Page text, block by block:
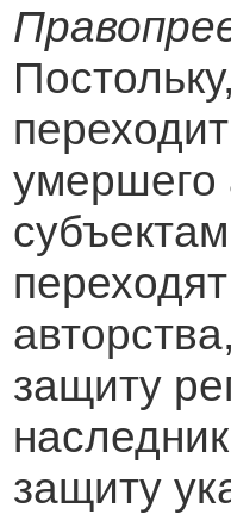
умершего
защиту
защиту